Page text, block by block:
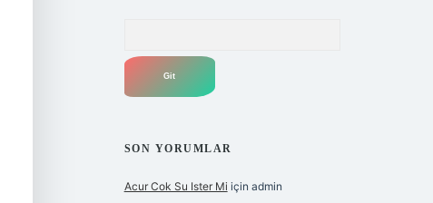
SON YORUMLAR
Acur Cok Su Ister Mi için admin